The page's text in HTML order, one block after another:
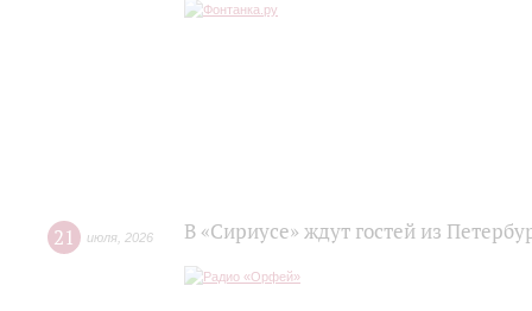
21 июля 2026 В «Сириусе» ждут гостей из